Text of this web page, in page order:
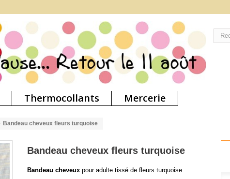
Thermocollants Mercerie
Bandeau cheveux fleurs turquoise
Bandeau cheveux fleurs turquoise
Bandeau cheveux pour adulte tissé de fleurs turquoise.